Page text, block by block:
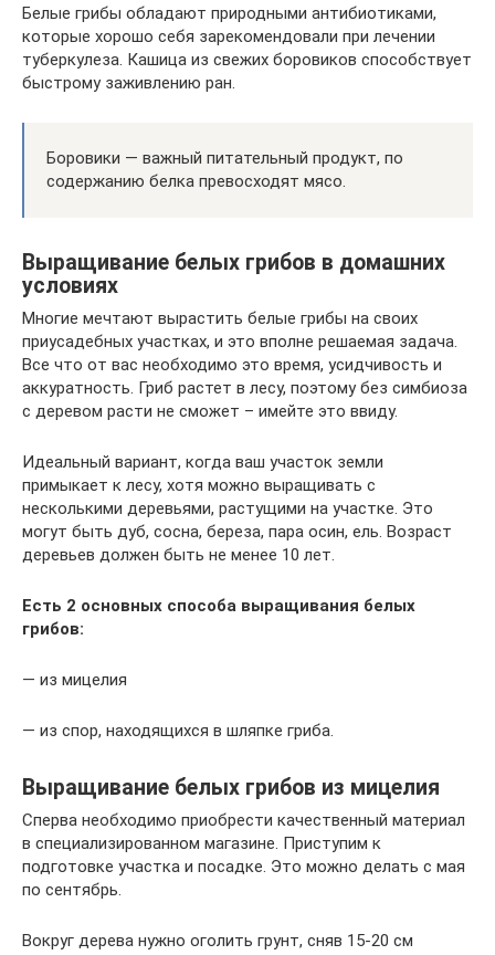
Белые грибы обладают природными антибиотиками,
которые хорошо себя зарекомендовали при лечении
туберкулеза. Кашица из свежих боровиков способствует
быстрому заживлению ран.
Боровики — важный питательный продукт, по
содержанию белка превосходят мясо.
Выращивание белых грибов в домашних
условиях
Многие мечтают вырастить белые грибы на своих
приусадебных участках, и это вполне решаемая задача.
Все что от вас необходимо это время, усидчивость и
аккуратность. Гриб растет в лесу, поэтому без симбиоза
с деревом расти не сможет – имейте это ввиду.
Идеальный вариант, когда ваш участок земли
примыкает к лесу, хотя можно выращивать с
несколькими деревьями, растущими на участке. Это
могут быть дуб, сосна, береза, пара осин, ель. Возраст
деревьев должен быть не менее 10 лет.
Есть 2 основных способа выращивания белых
грибов:
— из мицелия
— из спор, находящихся в шляпке гриба.
Выращивание белых грибов из мицелия
Сперва необходимо приобрести качественный материал
в специализированном магазине. Приступим к
подготовке участка и посадке. Это можно делать с мая
по сентябрь.
Вокруг дерева нужно оголить грунт, сняв 15-20 см